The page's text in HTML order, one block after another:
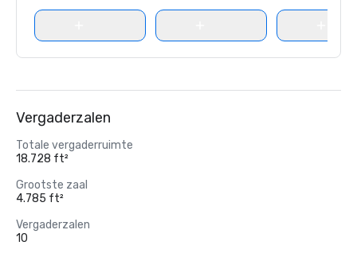
Vergaderzalen
Totale vergaderruimte
18.728 ft²
Grootste zaal
4.785 ft²
Vergaderzalen
10